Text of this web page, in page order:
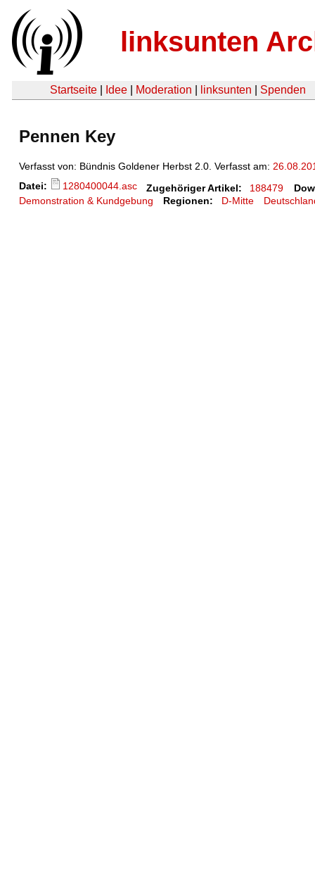
linksunten
Startseite Idee Moderation linksunten Spenden
Pennen Key
Verfasst von: Bündnis Goldener Herbst 2.0. Verfasst am:
Datei:
1280400044.asc Zugehöriger Artikel: 188479
Demonstration & Kundgebung
Regionen: D-Mitte